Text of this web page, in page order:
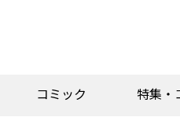
コミック 特集・